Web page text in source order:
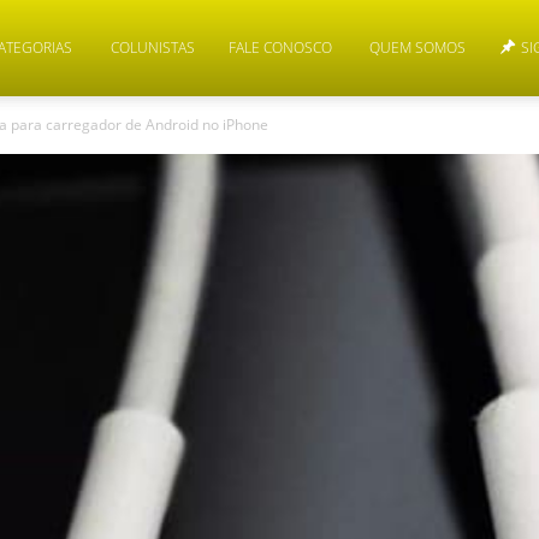
COLUNISTAS FALE CONOSCO QUEM SOMOS
carregador de Android no iPhone